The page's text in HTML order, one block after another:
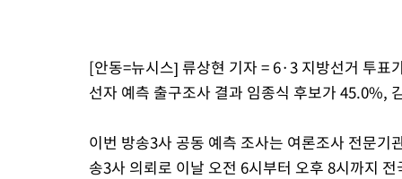
[안동=뉴시스] 류상현 기자 = 6·3 지방선거 투표
선자 예측 출구조사 결과 임종식 후보가 45.0%,
이번 방송3사 공동 예측 조사는 여론조사 전문
송3사 의뢰로 이날 오전 6시부터 오후 8시까지